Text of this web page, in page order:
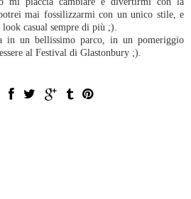
mai fossilizzarmi con un unico stile, e
casual sempre di più ;).
in un bellissimo parco, in un pomeriggio
al Festival di Glastonbury ;).